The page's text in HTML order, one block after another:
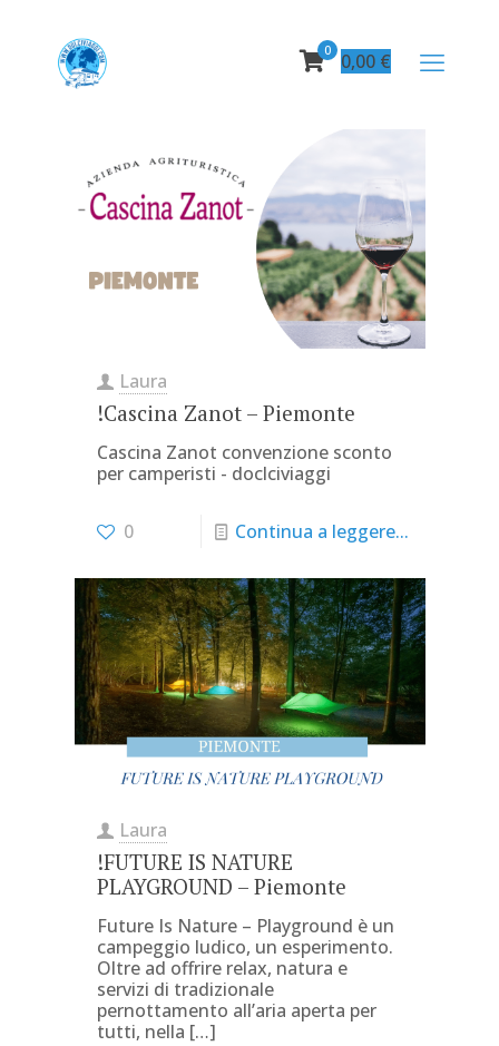
0 0,00 €
Laura
!Cascina Zanot – Piemonte
Cascina Zanot convenzione sconto
per camperisti - doclciviaggi
0 Continua a leggere...
Laura
!FUTURE IS NATURE
PLAYGROUND – Piemonte
Future Is Nature – Playground è un
campeggio ludico, un esperimento.
Oltre ad offrire relax, natura e
servizi di tradizionale
pernottamento all’aria aperta per
tutti, nella […]